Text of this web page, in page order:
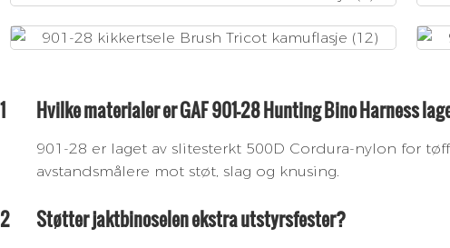
1 Hvilke materialer er GAF 901-28 Hunting Bino Harness
901-28 er laget av slitesterkt 500D Cordura-nylon for
avstandsmålere mot støt, slag og knusing.
2 Støtter jaktbinoselen ekstra utstyrsfester?